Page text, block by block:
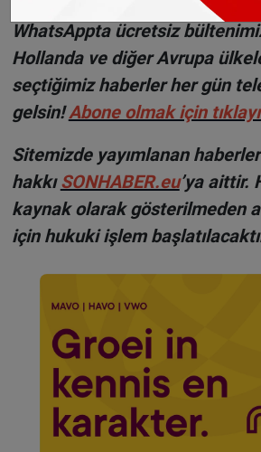
WhatsAppta ücretsiz
Hollanda ve diğer Avrupa
seçtiğimiz haberler her gün
gelsin!Abone olmak için
Sitemizde yayımlanan
hakkıSONHABER.eu’ya aittir.
kaynak olarak gösterilmeden
için hukuki işlem